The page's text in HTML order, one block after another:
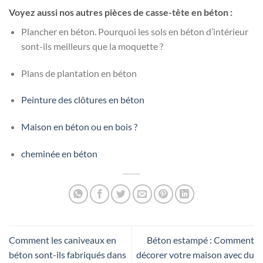
Voyez aussi nos autres pièces de casse-tête en béton :
Plancher en béton. Pourquoi les sols en béton d’intérieur
sont-ils meilleurs que la moquette ?
Plans de plantation en béton
Peinture des clôtures en béton
Maison en béton ou en bois ?
cheminée en béton
Comment les caniveaux en
béton sont-ils fabriqués dans
Béton estampé : Comment
décorer votre maison avec du